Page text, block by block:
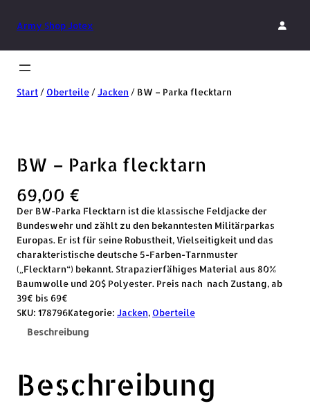
Army Shop Jotex
Start/ Oberteile/Jacken / BW – Parka flecktarn
BW – Parka flecktarn
69,00 €
Der BW-Parka Flecktarn ist die klassische Feldjacke der
Bundeswehr und zählt zu den bekanntesten Militärparkas
Europas. Er ist für seine Robustheit, Vielseitigkeit und das
charakteristische deutsche 5-Farben-Tarnmuster
(„Flecktarn“) bekannt. Strapazierfähiges Material aus 80%
Baumwolle und 20$ Polyester. Preis nach nach Zustang, ab
39€ bis 69€
SKU: 178796Kategorie: Jacken, Oberteile
Beschreibung
Beschreibung